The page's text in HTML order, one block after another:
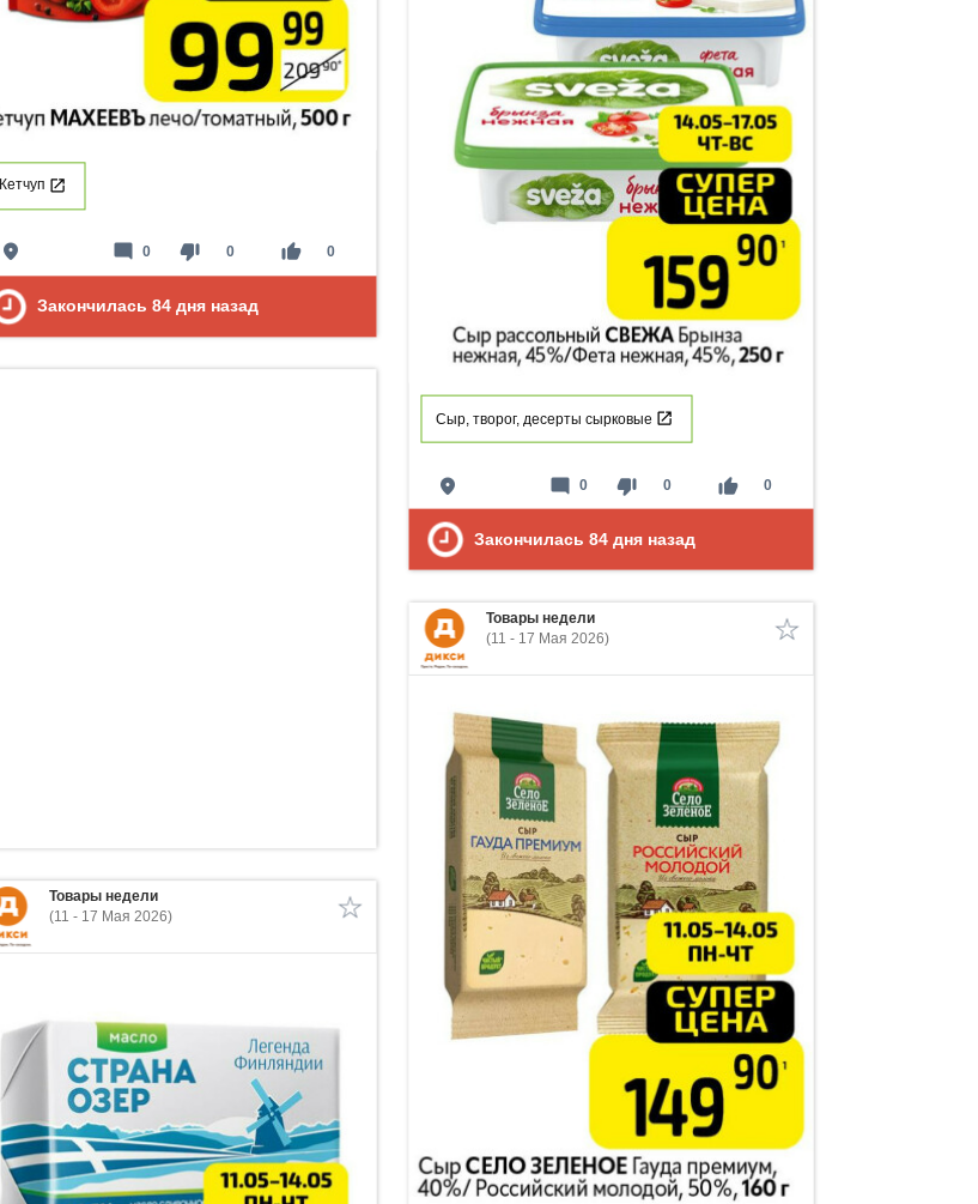
Кетчуп
place thumb_down 0 thumb_up 0
mode_comment 0
Закончилась 84 дня назад
Сыр, творог, десерты сырковые
place thumb_down 0 thumb_up 0
mode_comment 0
Закончилась 84 дня назад
Товары недели
(11 - 17 Мая 2026)
Товары недели
(11 - 17 Мая 2026)